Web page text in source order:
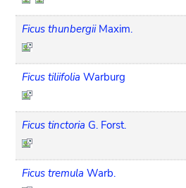
Ficus thunbergii Maxim.
Ficus tiliifolia Warburg
Ficus tinctoria G. Forst.
Ficus tremula Warb.